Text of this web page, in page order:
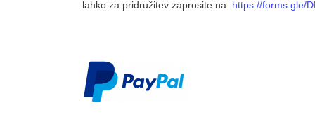
lahko za pridružitev zaprosite na: https://forms.gle/